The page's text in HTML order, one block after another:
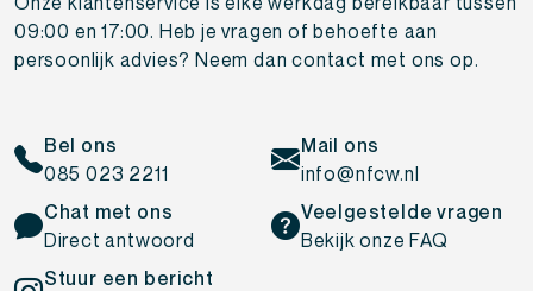
09:00 en 17:00. Heb je vragen of behoefte aan
persoonlijk advies? Neem dan contact met ons op.
Bel ons
085 023 2211
Mail ons
info@nfcw.nl
Chat met ons
Direct antwoord
Veelgestelde vragen
Bekijk onze FAQ
Stuur een bericht